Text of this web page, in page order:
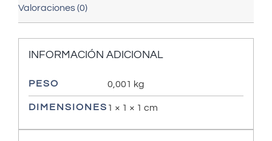
Valoraciones (0)
INFORMACIÓN ADICIONAL
PESO 0,001 kg
DIMENSIONES 1 × 1 × 1 cm